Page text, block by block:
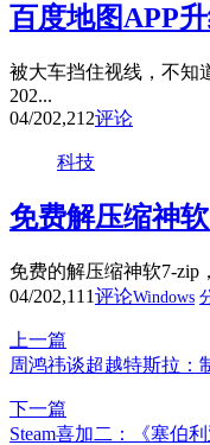
百度地图APP
被大车挡住视线，不知
202...
04/202,212评论
科技
免费解压缩神
免费的解压缩神软7-zip
04/202,111评论Windows
上一篇
周鸿祎谈超越特斯拉：
下一篇
Steam喜加二：《塞伯